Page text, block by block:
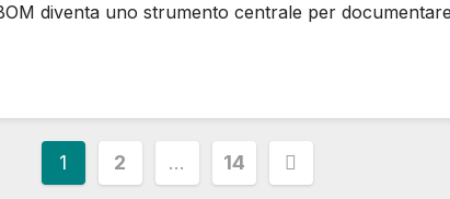
diventa uno strumento centrale per
Paginazione
1 2 … 14